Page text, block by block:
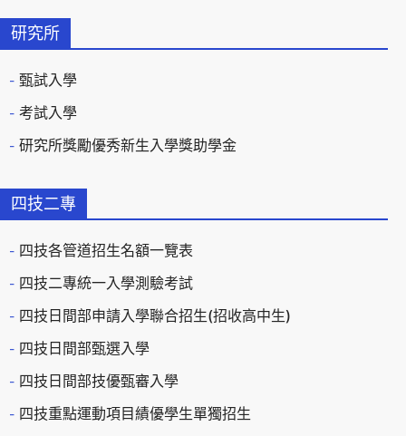
研究所
甄試入學
考試入學
研究所獎勵優秀新生入學獎助學金
四技二專
四技各管道招生名額一覽表
四技二專統一入學測驗考試
四技日間部申請入學聯合招生(招收高中生)
四技日間部甄選入學
四技日間部技優甄審入學
四技重點運動項目績優學生單獨招生